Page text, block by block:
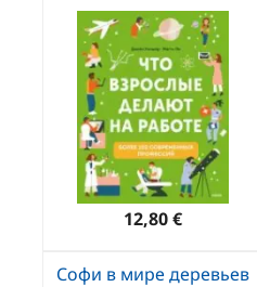
12,80 €
Софи в мире деревьев